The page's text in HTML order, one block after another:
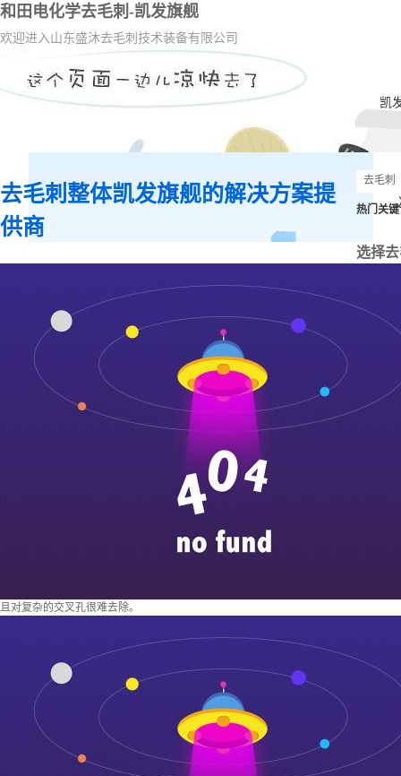
和田电化学去毛刺-凯发旗舰
欢迎进入山东盛沐去毛刺技术装备有限公司
凯
去毛刺整体凯发旗舰的解决方案提
供商
热门关
选择
且对复杂的交叉孔很难去除。